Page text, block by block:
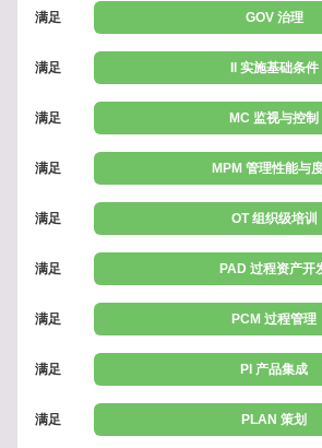
满足 GOV 治理
满足 II 实施基础条件
满足 MC 监视与控制
满足 MPM 管理性能与
满足 OT 组织级培训
满足 PAD 过程资产开
满足 PCM 过程管理
满足 PI 产品集成
满足 PLAN 策划